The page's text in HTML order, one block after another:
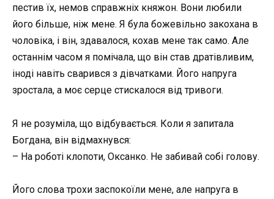
пестив їх, немов справжніх княжон. Вони любили
його більше, ніж мене. Я була божевільно закохана в
чоловіка, і він, здавалося, кохав мене так само. Але
останнім часом я помічала, що він став дратівливим,
іноді навіть сварився з дівчатками. Його напруга
зростала, а моє серце стискалося від тривоги.
Я не розуміла, що відбувається. Коли я запитала
Богдана, він відмахнувся:
– На роботі клопоти, Оксанко. Не забивай собі голову.
Його слова трохи заспокоїли мене, але напруга в